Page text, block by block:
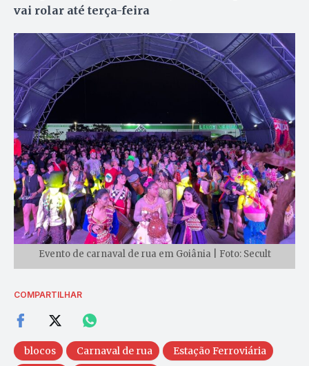
vai rolar até terça-feira
Evento de carnaval de rua em Goiânia | Foto: Secult
COMPARTILHAR
blocos Carnaval de rua
Estação Ferroviária